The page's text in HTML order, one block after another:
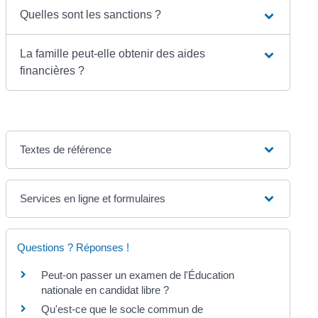
Quelles sont les sanctions ?
La famille peut-elle obtenir des aides
financières ?
Textes de référence
Services en ligne et formulaires
Questions ? Réponses !
Peut-on passer un examen de l'Éducation
nationale en candidat libre ?
Qu'est-ce que le socle commun de